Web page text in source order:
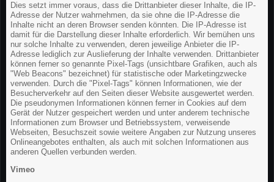
Dies setzt immer voraus, dass die Drittanbieter dieser Inhalte, die IP-
Adresse der Nutzer wahrnehmen, da sie ohne die IP-Adresse die
Inhalte nicht an deren Browser senden könnten. Die IP-Adresse ist
damit für die Darstellung dieser Inhalte erforderlich. Wir bemühen uns
nur solche Inhalte zu verwenden, deren jeweilige Anbieter die IP-
Adresse lediglich zur Auslieferung der Inhalte verwenden. Drittanbieter
können ferner so genannte Pixel-Tags (unsichtbare Grafiken, auch als
"Web Beacons" bezeichnet) für statistische oder Marketingzwecke
verwenden. Durch die "Pixel-Tags" können Informationen, wie der
Besucherverkehr auf den Seiten dieser Website ausgewertet werden.
Die pseudonymen Informationen können ferner in Cookies auf dem
Gerät der Nutzer gespeichert werden und unter anderem technische
Informationen zum Browser und Betriebssystem, verweisende
Webseiten, Besuchszeit sowie weitere Angaben zur Nutzung unseres
Onlineangebotes enthalten, als auch mit solchen Informationen aus
anderen Quellen verbunden werden.
Vimeo